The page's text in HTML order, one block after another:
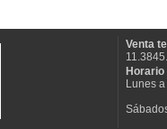
Venta
Lunes